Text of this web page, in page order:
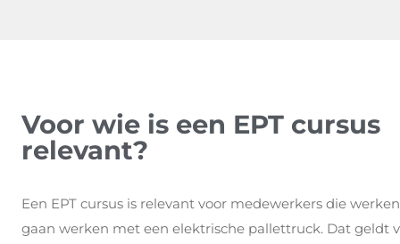
Voor wie is een EPT cursus
relevant?
Een EPT cursus is relevant voor medewerkers die
gaan werken met een elektrische pallettruck. Dat geldt